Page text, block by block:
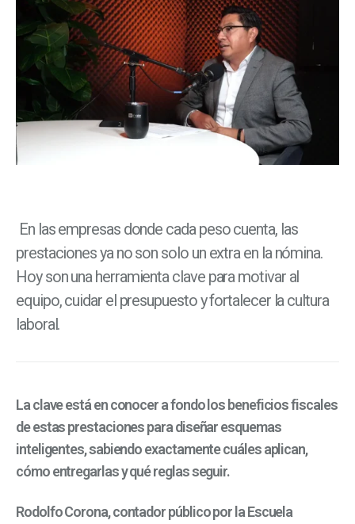
En las empresas donde cada peso cuenta, las
prestaciones ya no son solo un extra en la nómina.
Hoy son una herramienta clave para motivar al
equipo, cuidar el presupuesto y fortalecer la cultura
laboral.
La clave está en conocer a fondo los beneficios fiscales
de estas prestaciones para diseñar esquemas
inteligentes, sabiendo exactamente cuáles aplican,
cómo entregarlas y qué reglas seguir.
Rodolfo Corona, contador público por la Escuela